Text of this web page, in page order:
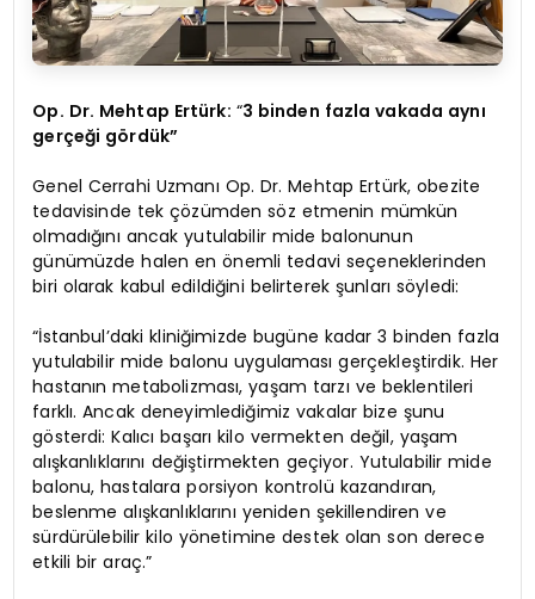
Op. Dr. Mehtap Ertürk: “3 binden fazla vakada aynı
gerçeği gördük”
Genel Cerrahi Uzmanı Op. Dr. Mehtap Ertürk, obezite
tedavisinde tek çözümden söz etmenin mümkün
olmadığını ancak yutulabilir mide balonunun
günümüzde halen en önemli tedavi seçeneklerinden
biri olarak kabul edildiğini belirterek şunları söyledi:
“İstanbul’daki kliniğimizde bugüne kadar 3 binden fazla
yutulabilir mide balonu uygulaması gerçekleştirdik. Her
hastanın metabolizması, yaşam tarzı ve beklentileri
farklı. Ancak deneyimlediğimiz vakalar bize şunu
gösterdi: Kalıcı başarı kilo vermekten değil, yaşam
alışkanlıklarını değiştirmekten geçiyor. Yutulabilir mide
balonu, hastalara porsiyon kontrolü kazandıran,
beslenme alışkanlıklarını yeniden şekillendiren ve
sürdürülebilir kilo yönetimine destek olan son derece
etkili bir araç.”